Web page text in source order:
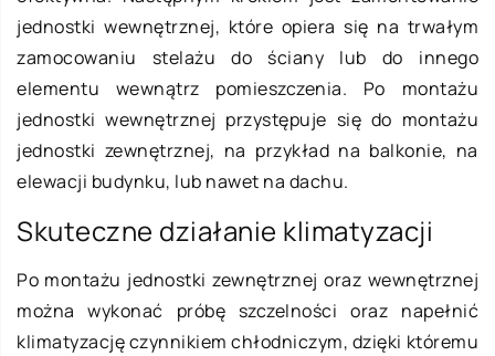
jednostki wewnętrznej, które opiera się na trwałym
zamocowaniu stelażu do ściany lub do innego
elementu wewnątrz pomieszczenia. Po montażu
jednostki wewnętrznej przystępuje się do montażu
jednostki zewnętrznej, na przykład na balkonie, na
elewacji budynku, lub nawet na dachu.
Skuteczne działanie klimatyzacji
Po montażu jednostki zewnętrznej oraz wewnętrznej
można wykonać próbę szczelności oraz napełnić
klimatyzację czynnikiem chłodniczym, dzięki któremu